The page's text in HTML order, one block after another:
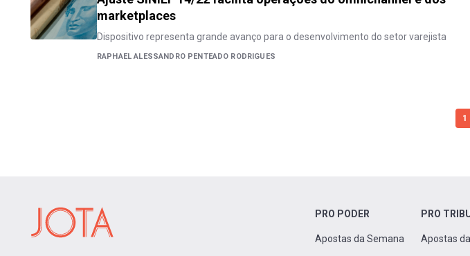
marketplaces
Dispositivo representa grande avanço para o desenvolvimento do setor varejista
RAPHAEL ALESSANDRO PENTEADO RODRIGUES
1
PRO PODER
Apostas da Semana
PRO
Apostas